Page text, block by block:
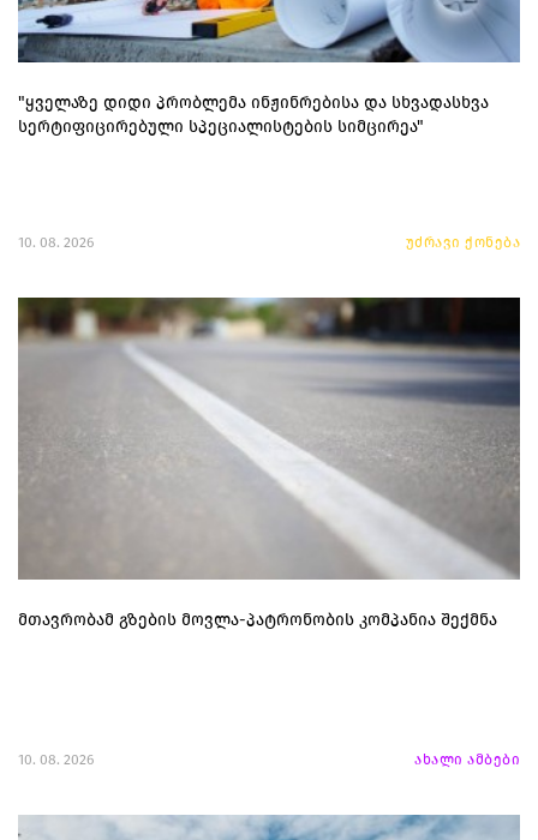
"ყველაზე დიდი პრობლემა ინჟინრებისა და სხვადასხვა
სერტიფიცირებული სპეციალისტების სიმცირეა"
10. 08. 2026 უძრავი ქონება
მთავრობამ გზების მოვლა-პატრონობის კომპანია შექმნა
10. 08. 2026 ახალი ამბები